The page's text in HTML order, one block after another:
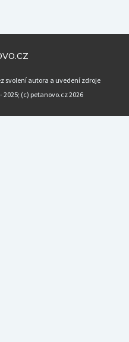
svolení autora a uvedení zdroje
(c) petanovo.cz 2026